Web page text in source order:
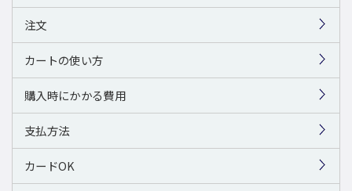
注文
カートの使い方
購入時にかかる費用
支払方法
カードOK